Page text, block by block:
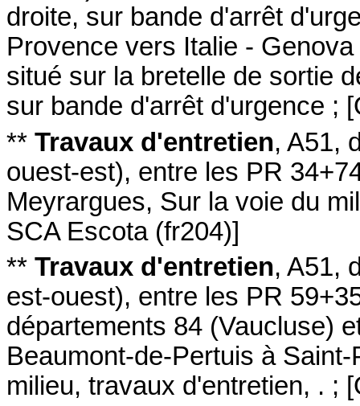
droite, sur bande d'arrêt
Provence vers Italie - Genova
situé sur la bretelle de sortie
sur bande d'arrêt d'urgence ; [
** Travaux d'entretien, A51,
ouest-est), entre les PR
Meyrargues, Sur la voie du
SCA Escota (fr204)]
** Travaux d'entretien, A51,
est-ouest), entre les PR
départements 84 (Vaucluse)
Beaumont-de-Pertuis à
milieu, travaux d'entretien, . ; [